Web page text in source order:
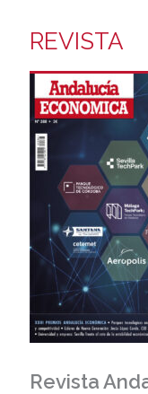
REVISTA
Revista